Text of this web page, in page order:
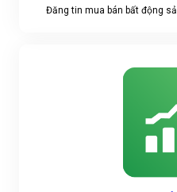
Đăng tin mua bán bất động